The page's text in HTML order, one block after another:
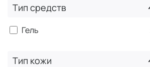
Тип средств
Гель
Тип кожи